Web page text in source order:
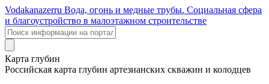
Vodakanazerru Вода, огонь и медные трубы. Социальная сфера
и благоустройство в малоэтажном строительстве
Карта глубин
Российская карта глубин артезианских скважин и колодцев